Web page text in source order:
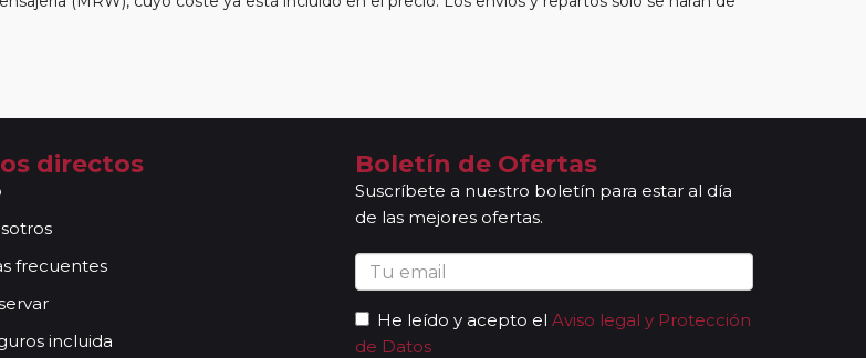
directos
frecuentes
incluida
Boletín de Ofertas
Suscríbete a nuestro boletín para estar al día
de las mejores ofertas.
He leído y acepto el Aviso legal y Protección
de Datos